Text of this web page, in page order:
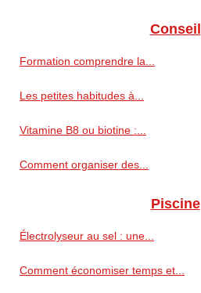
Conseil
Formation comprendre la...
Les petites habitudes à...
Vitamine B8 ou biotine :...
Comment organiser des...
Piscine
Électrolyseur au sel : une...
Comment économiser temps et...